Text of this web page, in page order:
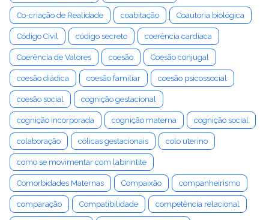
Co-criação de Realidade coabitação Coautoria biológica
Código Civil código secreto coerência cardíaca
Coerência de Valores coesão Coesão conjugal
coesão diádica coesão familiar coesão psicossocial
coesão social cognição gestacional
cognição incorporada cognição materna cognição social
colaboração cólicas gestacionais colo uterino
como se movimentar com labirintite
Comorbidades Maternas Compaixão companheirismo
comparação Compatibilidade competência relacional